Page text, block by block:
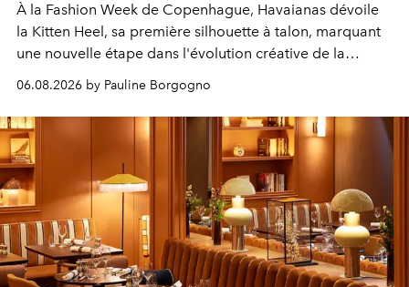
À la Fashion Week de Copenhague, Havaianas dévoile
la Kitten Heel, sa première silhouette à talon, marquant
une nouvelle étape dans l'évolution créative de la
06.08.2026 by Pauline Borgogno